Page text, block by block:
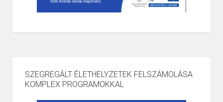
SZEGREGÁLT ÉLETHELYZETEK FELSZÁMOLÁSA
KOMPLEX PROGRAMOKKAL